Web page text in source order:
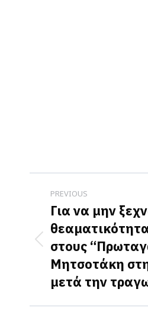
Post
navigation
PREVIOUS
Previous
post:
Για να μην
στους
Μητσοτάκη
μετά την